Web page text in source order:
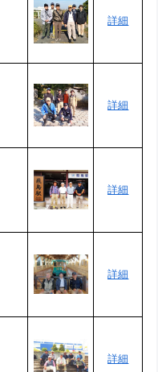
詳細
詳細
詳細
詳細
詳細